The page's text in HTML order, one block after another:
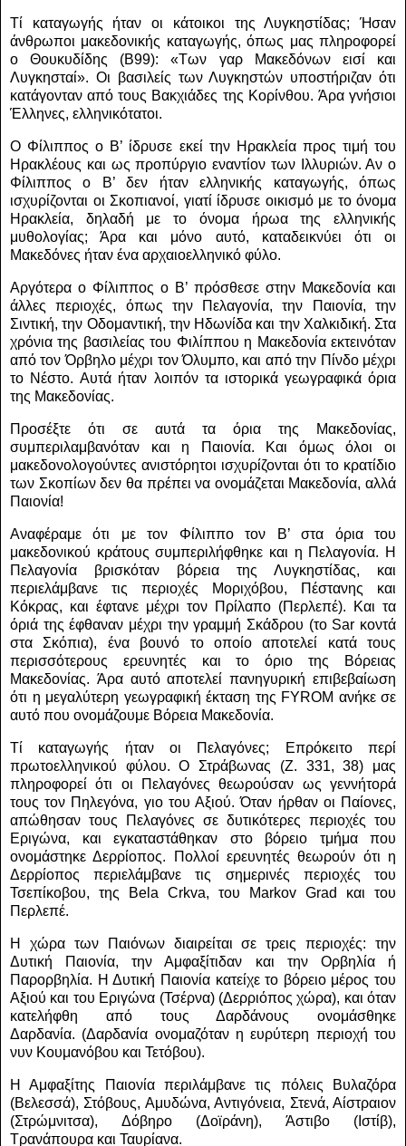
Τί καταγωγής ήταν οι κάτοικοι της Λυγκηστίδας; Ήσαν
άνθρωποι μακεδονικής καταγωγής, όπως μας πληροφορεί
ο Θουκυδίδης (Β99): «Των γαρ Μακεδόνων εισί και
Λυγκησταί». Οι βασιλείς των Λυγκηστών υποστήριζαν ότι
κατάγονταν από τους Βακχιάδες της Κορίνθου. Άρα γνήσιοι
Έλληνες, ελληνικότατοι.
Ο Φίλιππος ο Β’ ίδρυσε εκεί την Ηρακλεία προς τιμή του
Ηρακλέους και ως προπύργιο εναντίον των Ιλλυριών. Αν ο
Φίλιππος ο Β’ δεν ήταν ελληνικής καταγωγής, όπως
ισχυρίζονται οι Σκοπιανοί, γιατί ίδρυσε οικισμό με το όνομα
Ηρακλεία, δηλαδή με το όνομα ήρωα της ελληνικής
μυθολογίας; Άρα και μόνο αυτό, καταδεικνύει ότι οι
Μακεδόνες ήταν ένα αρχαιοελληνικό φύλο.
Αργότερα ο Φίλιππος ο Β’ πρόσθεσε στην Μακεδονία και
άλλες περιοχές, όπως την Πελαγονία, την Παιονία, την
Σιντική, την Οδομαντική, την Ηδωνίδα και την Χαλκιδική. Στα
χρόνια της βασιλείας του Φιλίππου η Μακεδονία εκτεινόταν
από τον Όρβηλο μέχρι τον Όλυμπο, και από την Πίνδο μέχρι
το Νέστο.Αυτά ήταν λοιπόν τα ιστορικά γεωγραφικά όρια
της Μακεδονίας.
Προσέξτε ότι σε αυτά τα όρια της Μακεδονίας,
συμπεριλαμβανόταν και η Παιονία.
Και όμως όλοι οι
μακεδονολογούντες ανιστόρητοι ισχυρίζονται ότι το κρατίδιο
των Σκοπίων δεν θα πρέπει να ονομάζεται Μακεδονία, αλλά
Παιονία!
Αναφέραμε ότι με τον Φίλιππο τον Β’ στα όρια του
μακεδονικού κράτους συμπεριλήφθηκε και η Πελαγονία. Η
Πελαγονία βρισκόταν βόρεια της Λυγκηστίδας, και
περιελάμβανε τις περιοχές Μοριχόβου, Πέστανης και
Κόκρας, και έφτανε μέχρι τον Πρίλαπο (Περλεπέ). Και τα
όριά της έφθαναν μέχρι την γραμμή Σκάδρου (το Sar κοντά
στα Σκόπια), ένα βουνό το οποίο αποτελεί κατά τους
περισσότερους ερευνητές και το όριο της Βόρειας
Μακεδονίας. Άρα αυτό αποτελεί πανηγυρική επιβεβαίωση
ότι η μεγαλύτερη γεωγραφική έκταση της FYROM ανήκε σε
αυτό που ονομάζουμε Βόρεια Μακεδονία.
Τί καταγωγής ήταν οι Πελαγόνες; Επρόκειτο περί
πρωτοελληνικού φύλου. Ο Στράβωνας (Ζ. 331, 38) μας
πληροφορεί ότι οι Πελαγόνες θεωρούσαν ως γεννήτορά
τους τον Πηλεγόνα, γιο του Αξιού. Όταν ήρθαν οι Παίονες,
απώθησαν τους Πελαγόνες σε δυτικότερες περιοχές του
Εριγώνα, και εγκαταστάθηκαν στο βόρειο τμήμα που
ονομάστηκε Δερρίοπος. Πολλοί ερευνητές θεωρούν ότι η
Δερρίοπος περιελάμβανε τις σημερινές περιοχές του
Τσεπίκοβου, της
Bela Crkva, του Markov Grad
και του
Περλεπέ.
Η χώρα των Παιόνων διαιρείται σε τρεις περιοχές: την
Δυτική Παιονία, την Αμφαξίτιδαν και την Ορβηλία ή
Παρορβηλία. Η Δυτική Παιονία κατείχε το βόρειο μέρος του
Αξιού και του Εριγώνα (Τσέρνα) (Δερριόπος χώρα), και όταν
κατελήφθη από τους Δαρδάνους ονομάσθηκε
Δαρδανία. (Δαρδανία ονομαζόταν η ευρύτερη περιοχή του
νυν Κουμανόβου και Τετόβου).
Η Αμφαξίτης Παιονία περιλάμβανε τις πόλεις Βυλαζόρα
(Βελεσσά), Στόβους, Αμυδώνα, Αντιγόνεια, Στενά, Αίστραιον
(Στρώμνιτσα), Δόβηρο (Δοϊράνη), Άστιβο (Ιστίβ),
Τρανάπουρα και Ταυρίανα.